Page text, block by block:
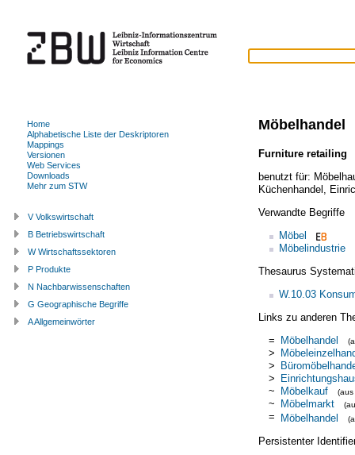
Möbelhandel
Furniture retailing
benutzt für:
Küchenhandel
Verwandte Begriffe
Möbel
Möbelindustrie
Thesaurus
W.10.03
Links zu anderen
= Möbelhandel
>
>
>
~ Möbelkauf (aus
~ Möbelmarkt
= Möbelhandel
Persistenter
Home
Alphabetische Liste der Deskriptoren
Mappings
Versionen
Web Services
Downloads
Mehr zum STW
V Volkswirtschaft
B Betriebswirtschaft
W Wirtschaftssektoren
P Produkte
N Nachbarwissenschaften
G Geographische Begriffe
A Allgemeinwörter